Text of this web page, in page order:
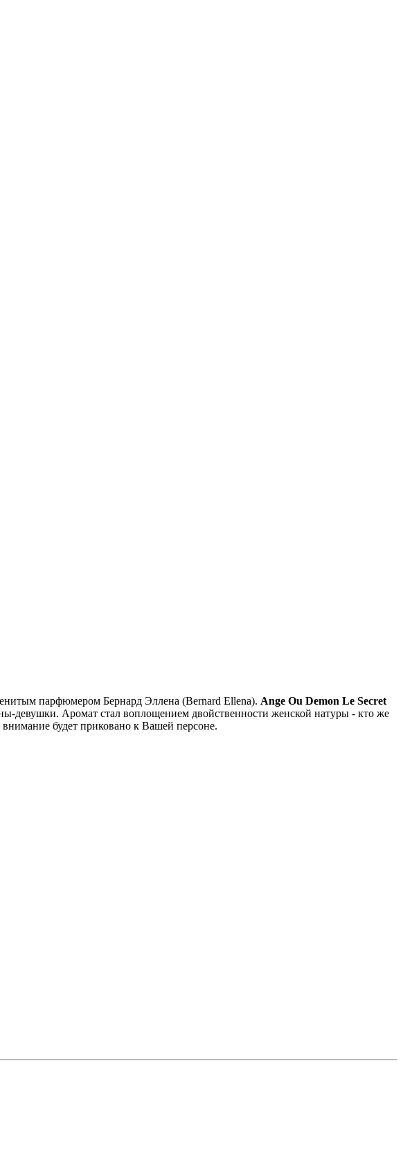
парфюмером Бернард Эллена (Bernard Ellena). Ange Ou Demon Le Secret
девушки. Аромат стал воплощением двойственности женской натуры - кто же
будет приковано к Вашей персоне.